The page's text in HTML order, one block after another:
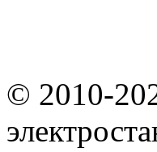
© 2010-